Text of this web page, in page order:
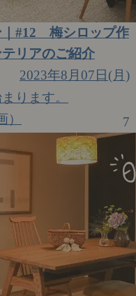
｜#12 梅シロップ作
リアのご紹介
2023年8月07日(月)
ります。
7